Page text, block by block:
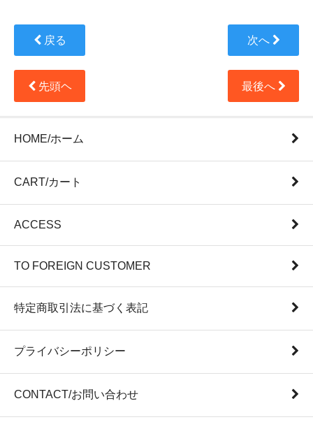
戻る 次へ
先頭ヘ 最後へ
HOME/ホーム
CART/カート
ACCESS
TO FOREIGN CUSTOMER
特定商取引法に基づく表記
プライバシーポリシー
CONTACT/お問い合わせ